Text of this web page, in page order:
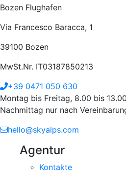
Bozen Flughafen
Via Francesco Baracca, 1
39100 Bozen
MwSt.Nr. IT03187850213
+39 0471 050 630
Montag bis Freitag, 8.00 bis
Nachmittag nur nach
hello@skyalps.com
Agentur
Kontakte